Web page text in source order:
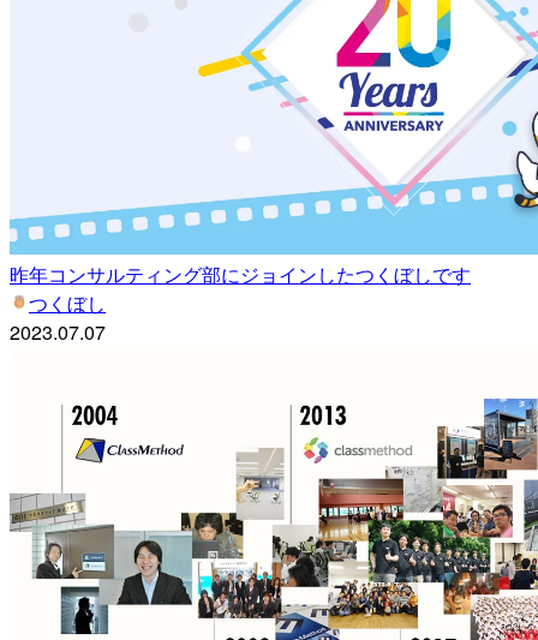
昨年コンサルティング部にジョインしたつくぼしです
つくぼし
2023.07.07